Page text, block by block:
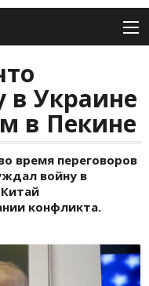
в Украине
в Пекине
время переговоров
войну в
конфликта.